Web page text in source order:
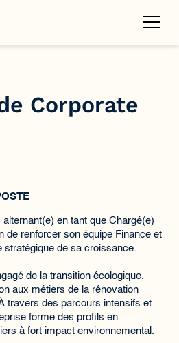
Corporate
en tant que Chargé(e)
de renforcer son équipe Finance et
stratégique de sa croissance.
de la transition écologique,
aux métiers de la rénovation
travers des parcours intensifs et
forme des profils en
à fort impact environnemental.